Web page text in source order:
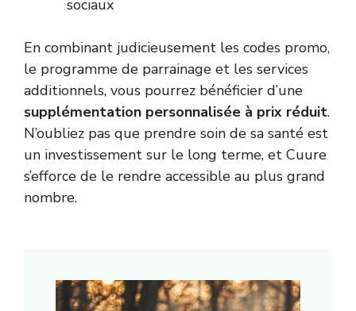
sociaux
En combinant judicieusement les codes promo,
le programme de parrainage et les services
additionnels, vous pourrez bénéficier d’une
supplémentation personnalisée à prix réduit.
N’oubliez pas que prendre soin de sa santé est
un investissement sur le long terme, et Cuure
s’efforce de le rendre accessible au plus grand
nombre.